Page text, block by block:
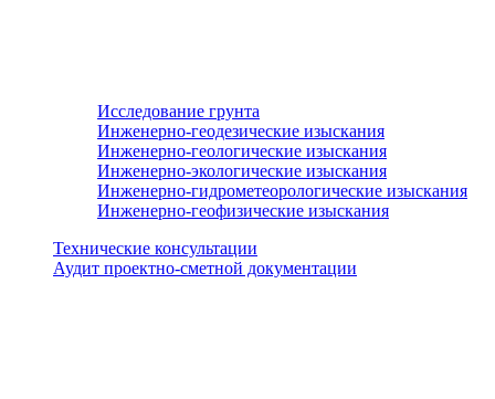
Исследование грунта
Инженерно-геодезические изыскания
Инженерно-геологические изыскания
Инженерно-экологические изыскания
Инженерно-гидрометеорологические изыскания
Инженерно-геофизические изыскания
Технические консультации
Аудит проектно-сметной документации